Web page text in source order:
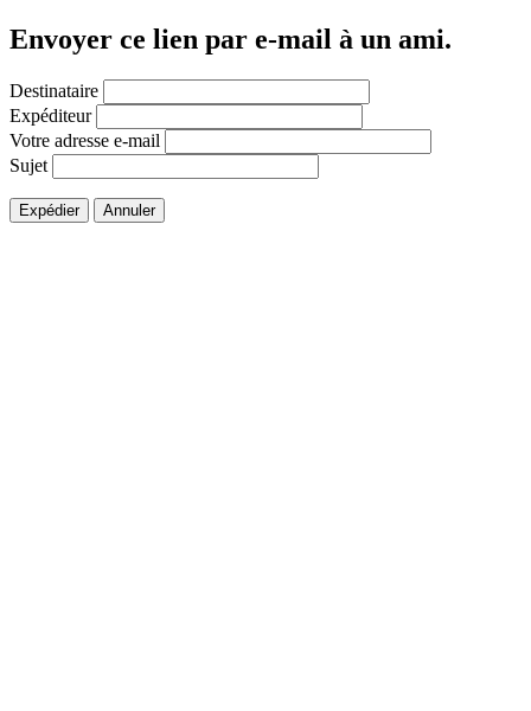
Envoyer ce lien par e-mail à un ami.
Destinataire
Expéditeur
Votre adresse e-mail
Sujet
Expédier Annuler